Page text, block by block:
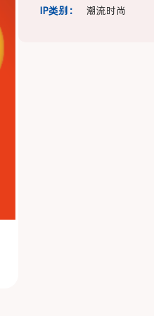
IP类别： 潮流时尚